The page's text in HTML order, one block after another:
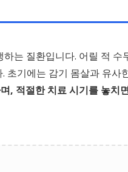
는 질환입니다. 어릴 적 수
초기에는 감기 몸살과 유사
, 적절한 치료 시기를 놓치